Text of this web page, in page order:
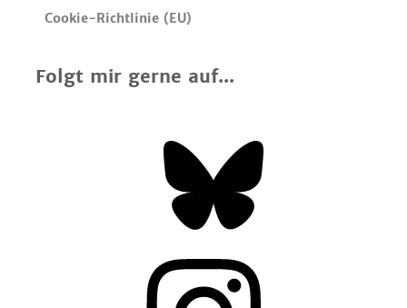
Cookie-Richtlinie (EU)
Folgt mir gerne auf...